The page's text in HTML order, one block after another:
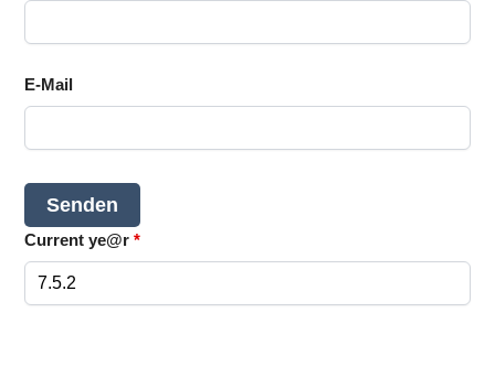
E-Mail
Current ye@r *